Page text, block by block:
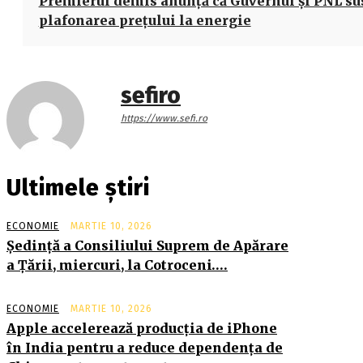
plafonarea preţului la energie
sefiro
https://www.sefi.ro
Ultimele știri
ECONOMIE MARTIE 10, 2026
Şedinţă a Consiliului Suprem de Apărare
a Ţării, miercuri, la Cotroceni….
ECONOMIE MARTIE 10, 2026
Apple accelerează producția de iPhone
în India pentru a reduce dependența de